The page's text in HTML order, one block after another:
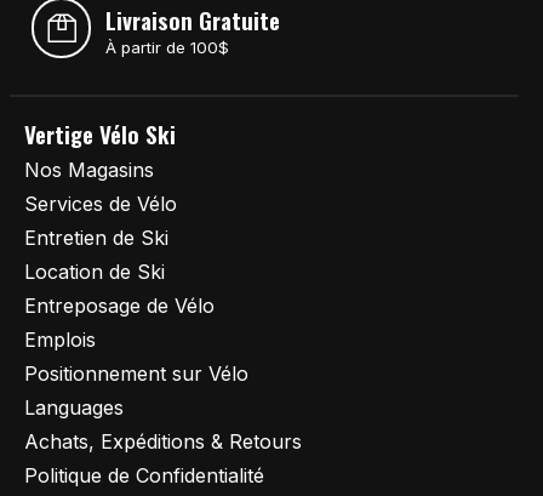
Livraison Gratuite
À partir de 100$
Vertige Vélo Ski
Nos Magasins
Services de Vélo
Entretien de Ski
Location de Ski
Entreposage de Vélo
Emplois
Positionnement sur Vélo
Languages
Achats, Expéditions & Retours
Politique de Confidentialité